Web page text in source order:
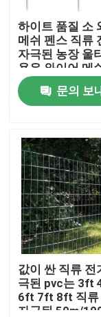
제품 소개
비디오
용접 그물 펜싱
3D 와이어 메
금속 말뚝 울
358 메쉬 펜싱
공항 보안 펜싱
하이트 품질 소
메쉬 펜스 직류
자극된 농장 울
용우 와이어 메
문의 보
값이 싼 직류 전
극된 pvc는 3ft
6ft 7ft 8ft 직류
자극된 50m/